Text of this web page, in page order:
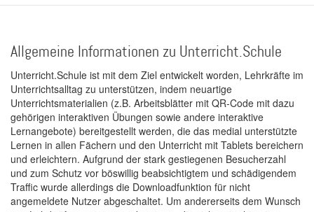
Allgemeine Informationen zu Unterricht.Schule
Unterricht.Schule ist mit dem Ziel entwickelt worden, Lehrkräfte im
Unterrichtsalltag zu unterstützen, indem neuartige
Unterrichtsmaterialien (z.B. Arbeitsblätter mit QR-Code mit dazu
gehörigen interaktiven Übungen sowie andere interaktive
Lernangebote) bereitgestellt werden, die das medial unterstützte
Lernen in allen Fächern und den Unterricht mit Tablets bereichern
und erleichtern. Aufgrund der stark gestiegenen Besucherzahl
und zum Schutz vor böswillig beabsichtigtem und schädigendem
Traffic wurde allerdings die Downloadfunktion für nicht
angemeldete Nutzer abgeschaltet. Um andererseits dem Wunsch